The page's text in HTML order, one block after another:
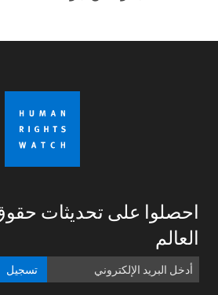
احصلوا على تحديثات
العالم
تسجيل